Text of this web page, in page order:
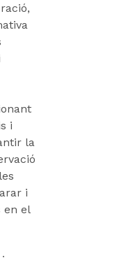
i
la
i
en el